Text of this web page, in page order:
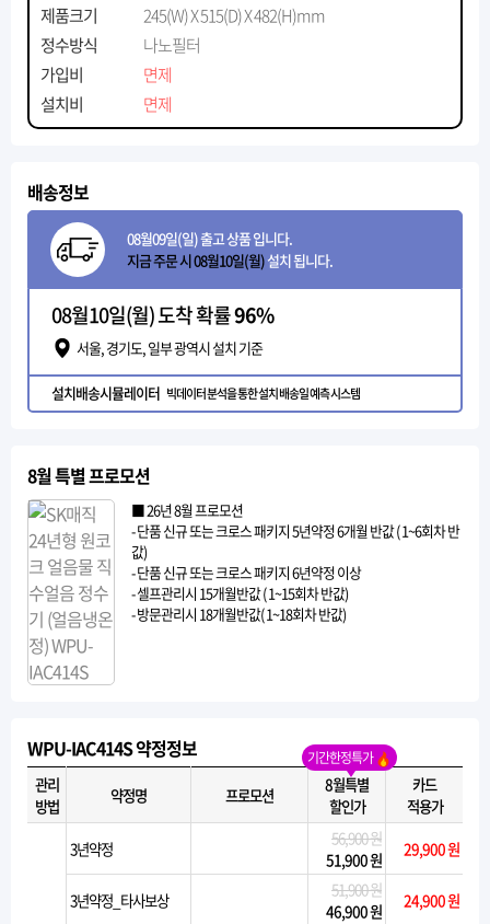
제품크기
245(W) X 515(D) X 482(H)mm
정수방식
나노필터
가입비
면제
설치비
면제
배송정보
08월09일(일) 출고 상품 입니다.
지금 주문 시 08월10일(월)설치 됩니다.
08월10일(월) 도착 확률96%
서울, 경기도, 일부 광역시 설치 기준
설치배송시뮬레이터 빅데이터 분석을 통한 설치 배송일 예측 시스템
8월 특별 프로모션
■ 26년 8월 프로모션
- 단품 신규 또는 크로스 패키지 5년약정 6개월 반값 ( 1~6회차 반
값)
- 단품 신규 또는 크로스 패키지 6년약정 이상
- 셀프관리시 15개월반값 ( 1~15회차 반값)
- 방문관리시 18개월반값( 1~18회차 반값)
WPU-IAC414S 약정정보 기간한정특가
관리
방법
약정명 프로모션
8월특별
할인가
카드
적용가
3년약정
56,900 원
51,900 원
29,900 원
3년약정_타사보상
51,900 원
46,900 원
24,900 원